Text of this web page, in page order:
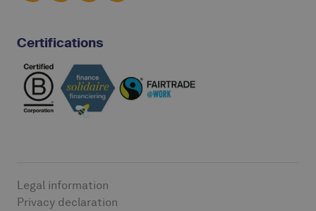
Certifications
Legal information
Privacy declaration